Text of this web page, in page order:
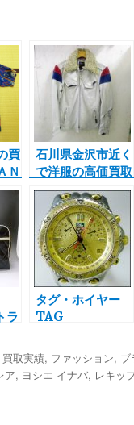
買
Ｎ
テ
石川県金沢市近く
で洋服の高価買取
ならジャムルKは
くさん街道市場、
小松本店。白山
市、小松市、能美
市、加賀市、野々
市市の
ラ
さ
。
タグ・ホイヤー
TAG
グラフ 腕時計の
宅配買取実績
カ
テ
買取実績, ファッション, ブ
ア, ヨシエ イナバ, レキッ